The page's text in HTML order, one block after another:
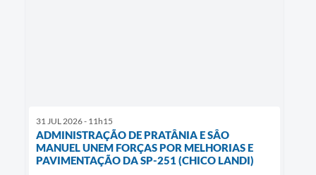
31 JUL 2026 - 11h15
ADMINISTRAÇÃO DE PRATÂNIA E SÂO
MANUEL UNEM FORÇAS POR MELHORIAS E
PAVIMENTAÇÃO DA SP-251 (CHICO LANDI)